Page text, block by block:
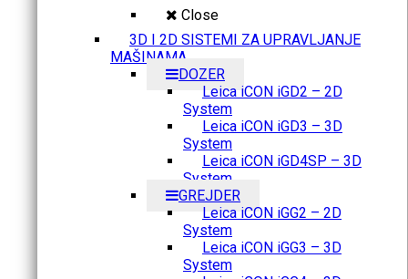
Close
3D I 2D SISTEMI ZA UPRAVLJANJE
MAŠINAMA
DOZER
Leica iCON iGD2 – 2D
System
Leica iCON iGD3 – 3D
System
Leica iCON iGD4SP – 3D
System
GREJDER
Leica iCON iGG2 – 2D
System
Leica iCON iGG3 – 3D
System